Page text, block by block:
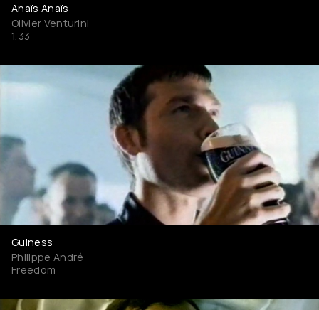
Anaïs Anaïs
Olivier Venturini
1,33
Guiness
Philippe André
Freedom